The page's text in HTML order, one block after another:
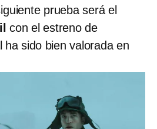
prueba será el
con el estreno de
ha sido bien valorada en